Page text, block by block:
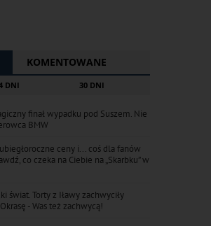
KOMENTOWANE
DNI 30 DNI
finał wypadku pod Suszem. Nie
BMW
ceny i... coś dla fanów
co czeka na Ciebie na „Skarbku” w
świat. Torty z Iławy zachwyciły
- Was też zachwycą!